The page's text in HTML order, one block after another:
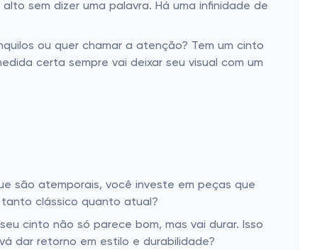
sem dizer uma palavra. Há uma infinidade de
ou quer chamar a atenção? Tem um cinto
certa sempre vai deixar seu visual com um
são atemporais, você investe em peças que
clássico quanto atual?
cinto não só parece bom, mas vai durar. Isso
dar retorno em estilo e durabilidade?